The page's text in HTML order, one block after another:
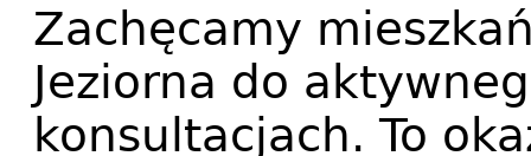
Zachęcamy
Jeziorna do
konsultacjach. To